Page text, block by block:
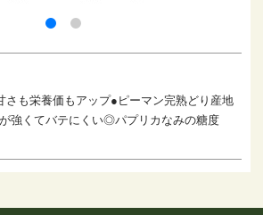
さも栄養価もアップ●ピーマン完熟どり産地
強くてバテにくい◎パプリカなみの糖度